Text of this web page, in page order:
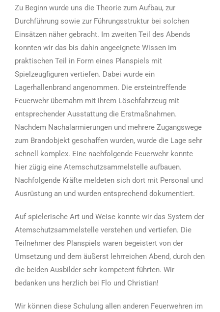
Zu Beginn wurde uns die Theorie zum Aufbau, zur
Durchführung sowie zur Führungsstruktur bei solchen
Einsätzen näher gebracht. Im zweiten Teil des Abends
konnten wir das bis dahin angeeignete Wissen im
praktischen Teil in Form eines Planspiels mit
Spielzeugfiguren vertiefen. Dabei wurde ein
Lagerhallenbrand angenommen. Die ersteintreffende
Feuerwehr übernahm mit ihrem Löschfahrzeug mit
entsprechender Ausstattung die Erstmaßnahmen.
Nachdem Nachalarmierungen und mehrere Zugangswege
zum Brandobjekt geschaffen wurden, wurde die Lage sehr
schnell komplex. Eine nachfolgende Feuerwehr konnte
hier zügig eine Atemschutzsammelstelle aufbauen.
Nachfolgende Kräfte meldeten sich dort mit Personal und
Ausrüstung an und wurden entsprechend dokumentiert.
Auf spielerische Art und Weise konnte wir das System der
Atemschutzsammelstelle verstehen und vertiefen. Die
Teilnehmer des Planspiels waren begeistert von der
Umsetzung und dem äußerst lehrreichen Abend, durch den
die beiden Ausbilder sehr kompetent führten. Wir
bedanken uns herzlich bei Flo und Christian!
Wir können diese Schulung allen anderen Feuerwehren im